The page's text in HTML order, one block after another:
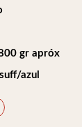
gr apróx
azul